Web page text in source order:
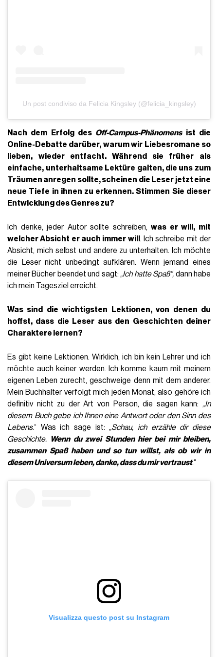
Un post condiviso da Felicia Kingsley (@felicia_kingsley)
Nach dem Erfolg des Off-Campus-Phänomensist die
Online-Debatte darüber, warum wir Liebesromane so
lieben, wieder entfacht. Während sie früher als
einfache, unterhaltsame Lektüre galten, die uns zum
Träumen anregen sollte, scheinen die Leser jetzt eine
neue Tiefe in ihnen zu erkennen. Stimmen Sie dieser
Entwicklung des Genres zu?
Ich denke, jeder Autor sollte schreiben,was er will, mit
welcher Absicht er auch immer will . Ich schreibe mit der
Absicht, mich selbst und andere zu unterhalten. Ich möchte
die Leser nicht unbedingt aufklären. Wenn jemand eines
meiner Bücher beendet und sagt: „Ich hatte Spaß“, dann habe
ich mein Tagesziel erreicht.
Was sind die wichtigsten Lektionen, von denen du
hoffst, dass die Leser aus den Geschichten deiner
Charaktere lernen?
Es gibt keine Lektionen. Wirklich, ich bin kein Lehrer und ich
möchte auch keiner werden. Ich komme kaum mit meinem
eigenen Leben zurecht, geschweige denn mit dem anderer.
Mein Buchhalter verfolgt mich jeden Monat, also gehöre ich
definitiv nicht zu der Art von Person, die sagen kann: „In
diesem Buch gebe ich Ihnen eine Antwort oder den Sinn des
Lebens.“ Was ich sage ist: „Schau, ich erzähle dir diese
Geschichte. Wenn du zwei Stunden hier bei mir bleiben,
zusammen Spaß haben und so tun willst, als ob wir in
diesem Universum leben, danke, dass du mir vertraust.“
Visualizza questo post su Instagram